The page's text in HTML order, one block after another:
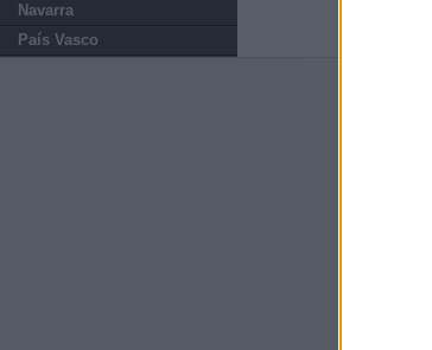
Navarra
País Vasco